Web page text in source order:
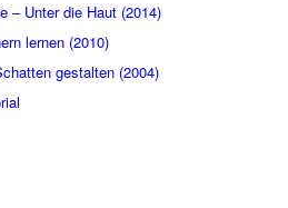
– Unter die Haut (2014)
lernen (2010)
gestalten (2004)